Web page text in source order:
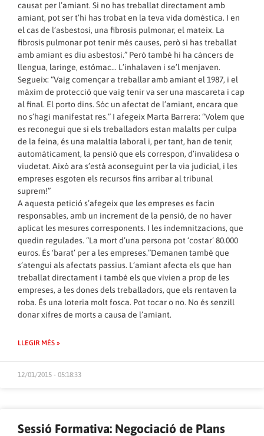
causat per l’amiant. Si no has treballat directament amb
amiant, pot ser t’hi has trobat en la teva vida domèstica. I en
el cas de l’asbestosi, una fibrosis pulmonar, el mateix. La
fibrosis pulmonar pot tenir més causes, però si has treballat
amb amiant es diu asbestosi.” Però també hi ha càncers de
llengua, laringe, estómac… L’inhalaven i se’l menjaven.
Segueix: “Vaig començar a treballar amb amiant el 1987, i el
màxim de protecció que vaig tenir va ser una mascareta i cap
al final. El porto dins. Sóc un afectat de l’amiant, encara que
no s’hagi manifestat res.” I afegeix Marta Barrera: “Volem que
es reconegui que si els treballadors estan malalts per culpa
de la feina, és una malaltia laboral i, per tant, han de tenir,
automàticament, la pensió que els correspon, d’invalidesa o
viudetat. Això ara s’està aconseguint per la via judicial, i les
empreses esgoten els recursos fins arribar al tribunal
suprem!”
A aquesta petició s’afegeix que les empreses es facin
responsables, amb un increment de la pensió, de no haver
aplicat les mesures corresponents. I les indemnitzacions, que
quedin regulades. “La mort d’una persona pot ‘costar’ 80.000
euros. És ‘barat’ per a les empreses.”Demanen també que
s’atengui als afectats passius. L’amiant afecta els que han
treballat directament i també els que vivien a prop de les
empreses, a les dones dels treballadors, que els rentaven la
roba. És una loteria molt fosca. Pot tocar o no. No és senzill
donar xifres de morts a causa de l’amiant.
LLEGIR MÉS »
12/01/2015 - 05:18:33
Sessió Formativa: Negociació de Plans